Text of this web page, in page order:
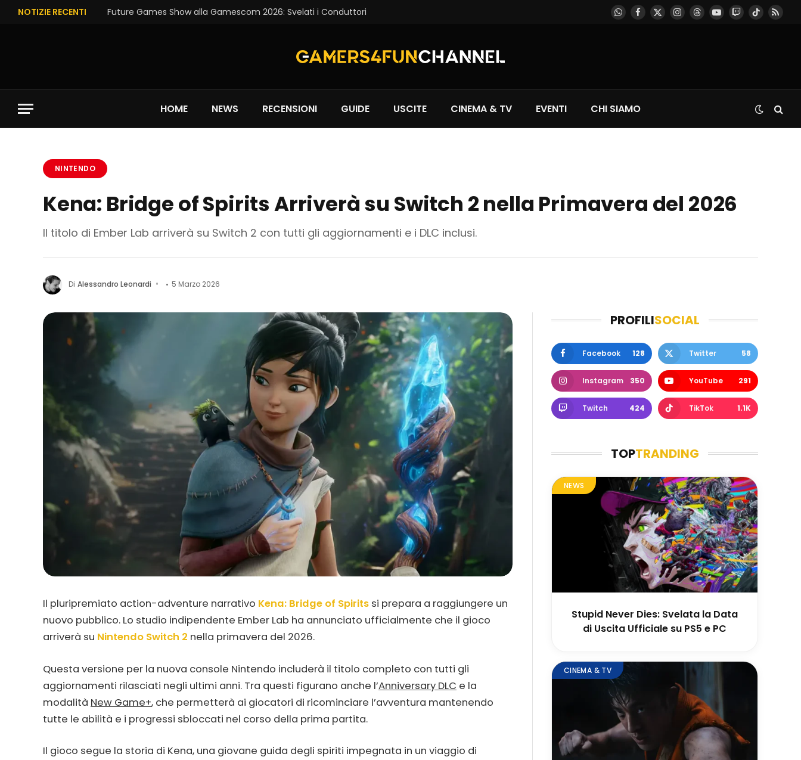
NOTIZIE RECENTI Future Games Show alla Gamescom 2026: Svelati i Conduttori WhatsApp
Facebook
X
Instagram
ThreadsYouTube
TwitchTikTok
RSS
HOME NEWS RECENSIONI GUIDE USCITE CINEMA & TV EVENTI CHI SIAMO
NINTENDO
Kena: Bridge of Spirits Arriverà su Switch 2 nella Primavera del 2026
Il titolo di Ember Lab arriverà su Switch 2 con tutti gli aggiornamenti e i DLC inclusi.
Di Alessandro Leonardi 5 Marzo 2026
Il pluripremiato action-adventure narrativo Kena: Bridge of Spirits si prepara a raggiungere un
nuovo pubblico. Lo studio indipendente Ember Lab ha annunciato ufficialmente che il gioco
arriverà su Nintendo Switch 2 nella primavera del 2026.
Questa versione per la nuova console Nintendo includerà il titolo completo con tutti gli
aggiornamenti rilasciati negli ultimi anni. Tra questi figurano anche l’Anniversary DLC e la
modalità New Game+, che permetterà ai giocatori di ricominciare l’avventura mantenendo
tutte le abilità e i progressi sbloccati nel corso della prima partita.
Il gioco segue la storia di Kena, una giovane guida degli spiriti impegnata in un viaggio di
PROFILISOCIAL
Facebook 128 Twitter 58
Instagram 350 YouTube 291
Twitch 424 TikTok 1.1K
TOPTRANDING
NEWS
Stupid Never Dies: Svelata la Data
di Uscita Ufficiale su PS5 e PC
CINEMA & TV